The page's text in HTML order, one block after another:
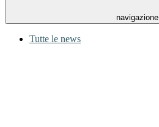
navigazione
Tutte le news